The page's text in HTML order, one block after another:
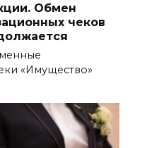
Обмен
чеков
«Имущество»